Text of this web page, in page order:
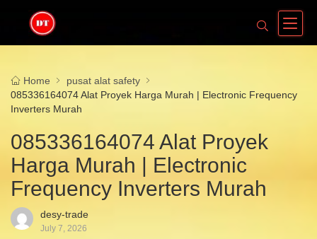
Home
pusat alat safety
085336164074 Alat Proyek Harga Murah | Electronic Frequency
Inverters Murah
085336164074 Alat Proyek
Harga Murah | Electronic
Frequency Inverters Murah
desy-trade
July 7, 2026